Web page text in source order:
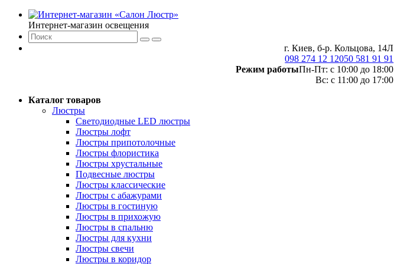
Интернет-магазин освещения
г. Киев, б-р. Кольцова, 14Л
098 274 12 12050 581 91 91
Режим работыПн-Пт: с 10:00 до 18:00
Вс: с 11:00 до 17:00
Каталог товаров
Люстры
Светодиодные LED люстры
Люстры лофт
Люстры припотолочные
Люстры флористика
Люстры хрустальные
Подвесные люстры
Люстры классические
Люстры с абажурами
Люстры в гостиную
Люстры в прихожую
Люстры в спальню
Люстры для кухни
Люстры свечи
Люстры в коридор